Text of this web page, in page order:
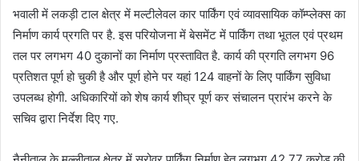
भवाली में लकड़ी टाल क्षेत्र में मल्टीलेवल कार पार्किंग एवं व्यावसायिक कॉम्प्लेक्स का
निर्माण कार्य प्रगति पर है. इस परियोजना में बेसमेंट में पार्किंग तथा भूतल एवं प्रथम
तल पर लगभग 40 दुकानों का निर्माण प्रस्तावित है. कार्य की प्रगति लगभग 96
प्रतिशत पूर्ण हो चुकी है और पूर्ण होने पर यहां 124 वाहनों के लिए पार्किंग सुविधा
उपलब्ध होगी. अधिकारियों को शेष कार्य शीघ्र पूर्ण कर संचालन प्रारंभ करने के
सचिव द्वारा निर्देश दिए गए.